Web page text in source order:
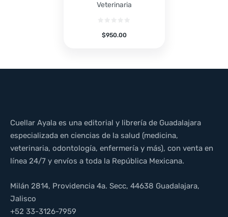
Veterinaria
$950.00
Cuellar Ayala es una editorial y librería de Guadalajara
especializada en ciencias de la salud (medicina,
veterinaria, odontología, enfermería y más), con venta en
línea 24/7 y envíos a toda la República Mexicana.
Milán 2814, Providencia 4a. Secc, 44638 Guadalajara,
Jalisco
+52 33-3126-7959